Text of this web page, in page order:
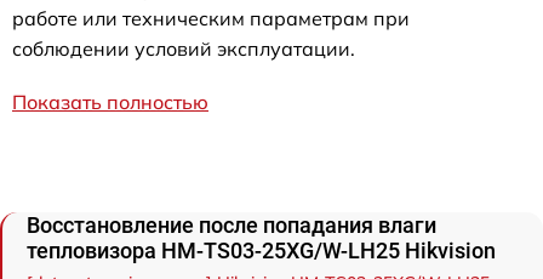
работе или техническим параметрам при
соблюдении условий эксплуатации.
Показать полностью
Восстановление после попадания влаги
тепловизора HM-TS03-25XG/W-LH25 Hikvision